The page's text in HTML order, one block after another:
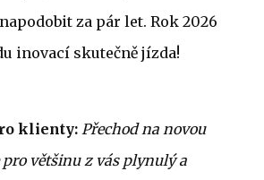
za pár let. Rok 2026
inovací skutečně jízda!
klienty: Přechod na novou
pro většinu z vás plynulý a